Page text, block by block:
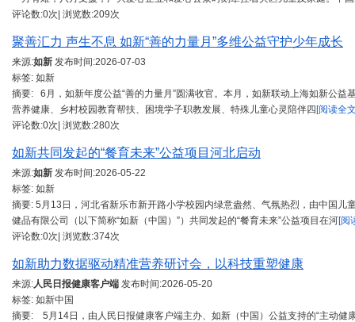
评论数:0次| 浏览数:209次
聚善汇力 声生不息 如新“善的力量月”多维公益守护少年成长
来源:如新 发布时间:2026-07-03
标签: 如新
摘要: 6月，如新年度公益“善的力量月”圆满收官。本月，如新联动上海如新公
营养健康、乡村校园教育帮扶、困境学子职教发展、特殊儿童心灵陪伴四 [阅读全
评论数:0次| 浏览数:280次
如新共同发起的“餐育未来”公益项目河北启动
来源:如新 发布时间:2026-05-22
标签: 如新
摘要: 5月13日，河北省新乐市新开路小学校园内绿意盎然、气氛热烈，由中国儿
健品有限公司（以下简称“如新（中国）”）共同发起的“餐育未来”公益项目在河[阅
评论数:0次| 浏览数:374次
如新助力数据驱动精准营养研讨会，以科技重塑健康
来源:人民日报健康客户端 发布时间:2026-05-20
标签: 如新中国
摘要: 5月14日，由人民日报健康客户端主办、如新（中国）公益支持的“主动